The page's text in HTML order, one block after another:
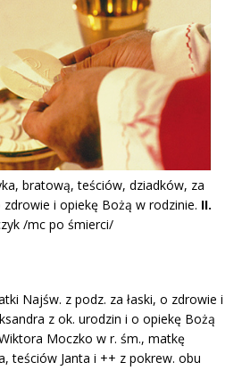
bratową, teściów, dziadków, za
i opiekę Bożą w rodzinie. II.
/mc po śmierci/
Najśw. z podz. za łaski, o zdrowie i
z ok. urodzin i o opiekę Bożą
Moczko w r. śm., matkę
teściów Janta i ++ z pokrew. obu